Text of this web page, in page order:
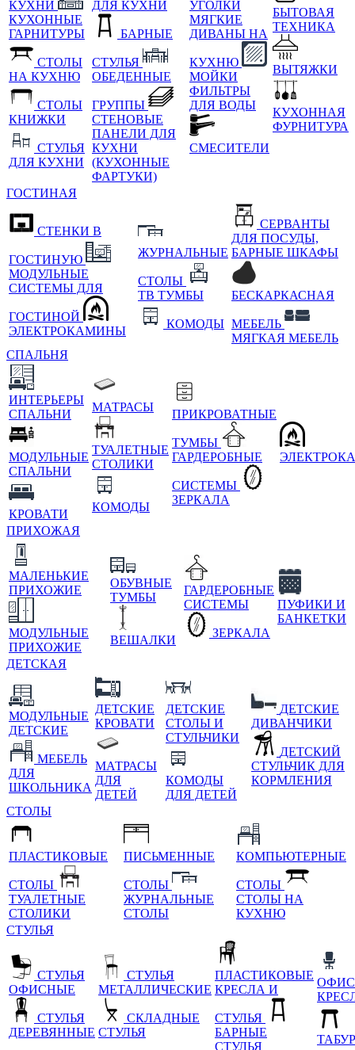
КУХНИ
КУХОННЫЕ
ГАРНИТУРЫ
СТОЛЫ
НА КУХНЮ
СТОЛЫ
КНИЖКИ
СТУЛЬЯ
ДЛЯ КУХНИ
ДЛЯ КУХНИ
БАРНЫЕ
СТУЛЬЯ
ОБЕДЕННЫЕ
ГРУППЫ
СТЕНОВЫЕ
ПАНЕЛИ ДЛЯ
КУХНИ
(КУХОННЫЕ
ФАРТУКИ)
УГОЛКИ
МЯГКИЕ
ДИВАНЫ НА
КУХНЮ
МОЙКИ
ФИЛЬТРЫ
ДЛЯ ВОДЫ
СМЕСИТЕЛИ
БЫТОВАЯ
ТЕХНИКА
ВЫТЯЖКИ
КУХОННАЯ
ФУРНИТУРА
ГОСТИНАЯ
СТЕНКИ В
ГОСТИНУЮ
МОДУЛЬНЫЕ
СИСТЕМЫ ДЛЯ
ГОСТИНОЙ
ЭЛЕКТРОКАМИНЫ
ЖУРНАЛЬНЫЕ
СТОЛЫ
ТВ ТУМБЫ
КОМОДЫ
СЕРВАНТЫ
ДЛЯ ПОСУДЫ,
БАРНЫЕ ШКАФЫ
БЕСКАРКАСНАЯ
МЕБЕЛЬ
МЯГКАЯ МЕБЕЛЬ
СПАЛЬНЯ
ИНТЕРЬЕРЫ
СПАЛЬНИ
МОДУЛЬНЫЕ
СПАЛЬНИ
КРОВАТИ
МАТРАСЫ
ТУАЛЕТНЫЕ
СТОЛИКИ
КОМОДЫ
ПРИКРОВАТНЫЕ
ТУМБЫ
ГАРДЕРОБНЫЕ
СИСТЕМЫ
ЗЕРКАЛА
ПРИХОЖАЯ
МАЛЕНЬКИЕ
ПРИХОЖИЕ
МОДУЛЬНЫЕ
ПРИХОЖИЕ
ОБУВНЫЕ
ТУМБЫ
ВЕШАЛКИ
ГАРДЕРОБНЫЕ
СИСТЕМЫ
ЗЕРКАЛА
ПУФИКИ И
БАНКЕТКИ
ДЕТСКАЯ
МОДУЛЬНЫЕ
ДЕТСКИЕ
МЕБЕЛЬ
ДЛЯ
ШКОЛЬНИКА
ДЕТСКИЕ
КРОВАТИ
МАТРАСЫ
ДЛЯ
ДЕТЕЙ
ДЕТСКИЕ
СТОЛЫ И
СТУЛЬЧИКИ
КОМОДЫ
ДЛЯ ДЕТЕЙ
ДЕТСКИЕ
ДИВАНЧИКИ
ДЕТСКИЙ
СТУЛЬЧИК ДЛЯ
КОРМЛЕНИЯ
СТОЛЫ
ПЛАСТИКОВЫЕ
СТОЛЫ
ТУАЛЕТНЫЕ
СТОЛИКИ
ПИСЬМЕННЫЕ
СТОЛЫ
ЖУРНАЛЬНЫЕ
СТОЛЫ
КОМПЬЮТЕРНЫЕ
СТОЛЫ
СТОЛЫ НА
КУХНЮ
СТУЛЬЯ
СТУЛЬЯ
ОФИСНЫЕ
СТУЛЬЯ
ДЕРЕВЯННЫЕ
СТУЛЬЯ
МЕТАЛЛИЧЕСКИЕ
СКЛАДНЫЕ
СТУЛЬЯ
ПЛАСТИКОВЫЕ
КРЕСЛА И
СТУЛЬЯ
БАРНЫЕ
СТУЛЬЯ